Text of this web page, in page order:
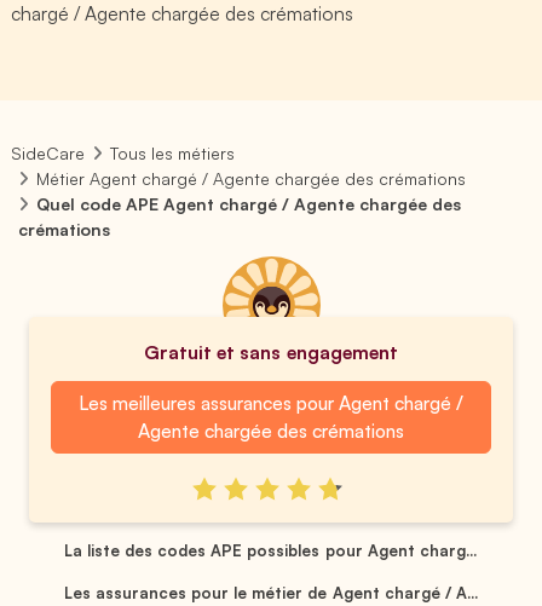
chargé / Agente chargée des crémations
SideCare
Tous les métiers
Métier Agent chargé / Agente chargée des crémations
Quel code APE Agent chargé / Agente chargée des
crémations
Gratuit et sans engagement
Les meilleures assurances pour Agent chargé /
Agente chargée des crémations
La liste des codes APE possibles pour Agent charg...
Les assurances pour le métier de Agent chargé / A...